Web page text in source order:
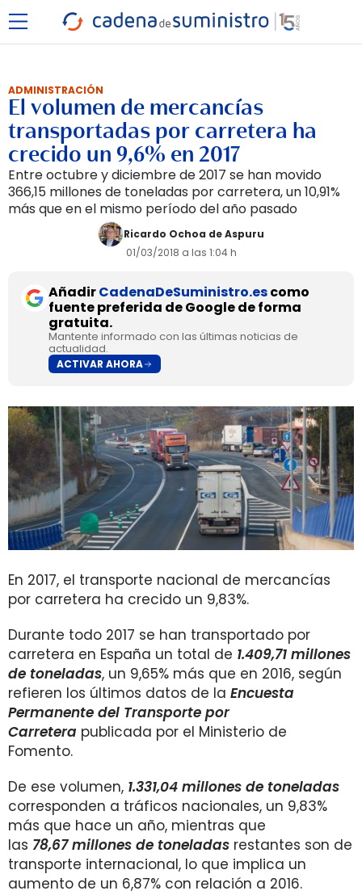
ADMINISTRACIÓN
El volumen de mercancías
transportadas por carretera ha
crecido un 9,6% en 2017
Entre octubre y diciembre de 2017 se han movido
366,15 millones de toneladas por carretera, un 10,91%
más que en el mismo período del año pasado
Ricardo Ochoa de Aspuru
01/03/2018 a las 1:04 h
AñadirCadenaDeSuministro.escomo
fuente preferida de Google de forma
gratuita.
Mantente informado con las últimas noticias de
actualidad.
ACTIVAR AHORA
En 2017, el transporte nacional de mercancías
por carretera ha crecido un 9,83%.
Durante todo 2017 se han transportado por
carretera en España un total de 1.409,71 millones
de toneladas, un 9,65% más que en 2016, según
refieren los últimos datos de la Encuesta
Permanente del Transporte por
Carretera publicada por el Ministerio de
Fomento.
De ese volumen, 1.331,04 millones de toneladas
corresponden a tráficos nacionales, un 9,83%
más que hace un año, mientras que
las 78,67 millones de toneladas restantes son de
transporte internacional, lo que implica un
aumento de un 6,87% con relación a 2016.